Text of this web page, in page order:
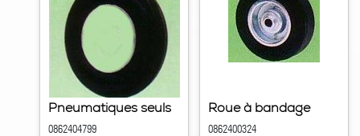
Pneumatiques seuls
0862404799
Roue à bandage
0862400324